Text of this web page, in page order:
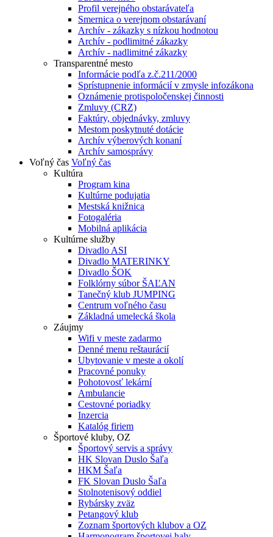
Profil verejného obstarávateľa
Smernica o verejnom obstarávaní
Archív - zákazky s nízkou hodnotou
Archív - podlimitné zákazky
Archív - nadlimitné zákazky
Transparentné mesto
Informácie podľa z.č.211/2000
Sprístupnenie informácií v zmysle infozákona
Oznámenie protispoločenskej činnosti
Zmluvy (CRZ)
Faktúry, objednávky, zmluvy
Mestom poskytnuté dotácie
Archív výberových konaní
Archív samosprávy
Voľný čas Voľný čas
Kultúra
Program kina
Kultúrne podujatia
Mestská knižnica
Fotogaléria
Mobilná aplikácia
Kultúrne služby
Divadlo ASI
Divadlo MATERINKY
Divadlo ŠOK
Folklórny súbor ŠAĽAN
Tanečný klub JUMPING
Centrum voľného času
Základná umelecká škola
Záujmy
Wifi v meste zadarmo
Denné menu reštaurácií
Ubytovanie v meste a okolí
Pracovné ponuky
Pohotovosť lekární
Ambulancie
Cestovné poriadky
Inzercia
Katalóg firiem
Športové kluby, OZ
Športový servis a správy
HK Slovan Duslo Šaľa
HKM Šaľa
FK Slovan Duslo Šaľa
Stolnotenisový oddiel
Rybársky zväz
Petangový klub
Zoznam športových klubov a OZ